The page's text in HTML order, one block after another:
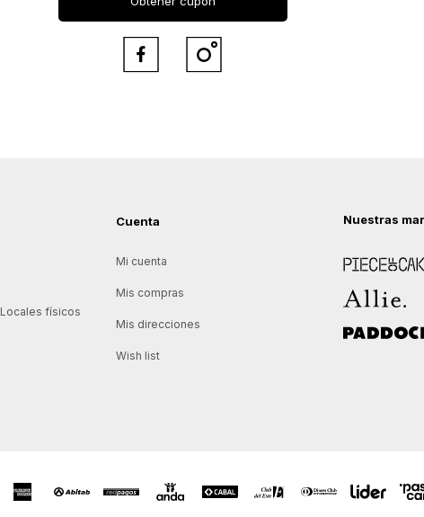
físicos
Cuenta
Mi cuenta
Mis compras
Mis direcciones
Wish list
Nuestras
Piece of Cake
Allie
Paddock
 